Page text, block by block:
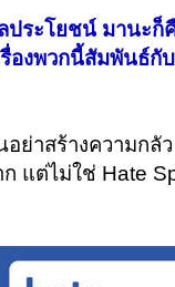
ประโยชน์ มานะก็
รื่องพวกนี้สัมพันธ์กั
ย่าสร้างความกลั
แต่ไม่ใช่ Hate